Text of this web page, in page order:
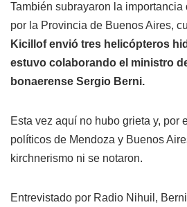
También subrayaron la importancia
por la Provincia de Buenos Aires,
Kicillof envió tres helicópteros
estuvo colaborando el ministro
bonaerense Sergio Berni.
Esta vez aquí no hubo grieta y, por
políticos de Mendoza y Buenos
kirchnerismo ni se notaron.
Entrevistado por Radio Nihuil,